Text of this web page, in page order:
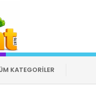
KATEGORİLER